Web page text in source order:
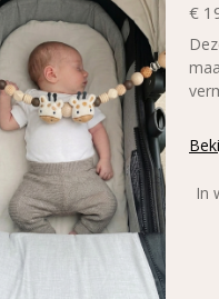
€
In